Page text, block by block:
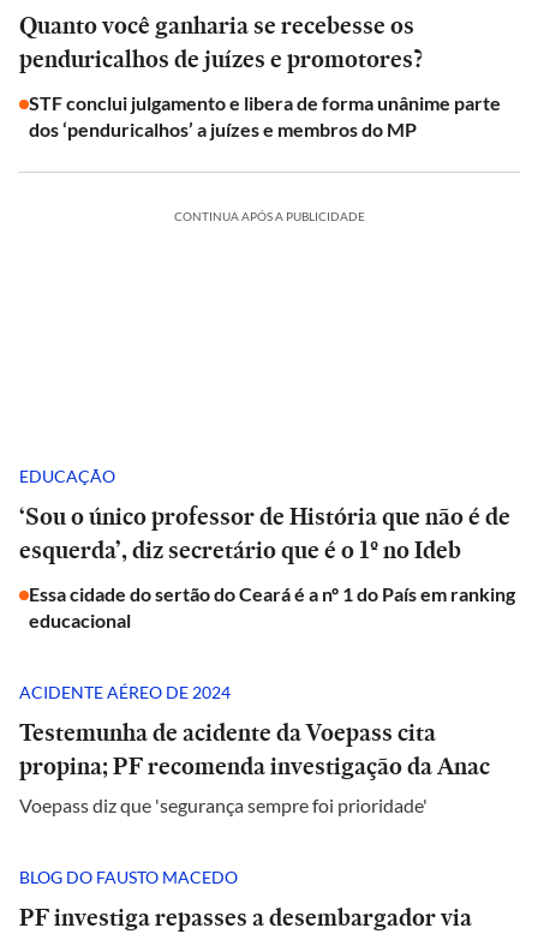
Quanto você ganharia se recebesse os
penduricalhos de juízes e promotores?
STF conclui julgamento e libera de forma unânime parte
dos ‘penduricalhos’ a juízes e membros do MP
CONTINUA APÓS A PUBLICIDADE
EDUCAÇÃO
‘Sou o único professor de História que não é de
esquerda’, diz secretário que é o 1º no Ideb
Essa cidade do sertão do Ceará é a nº 1 do País em ranking
educacional
ACIDENTE AÉREO DE 2024
Testemunha de acidente da Voepass cita
propina; PF recomenda investigação da Anac
Voepass diz que 'segurança sempre foi prioridade'
BLOG DO FAUSTO MACEDO
PF investiga repasses a desembargador via